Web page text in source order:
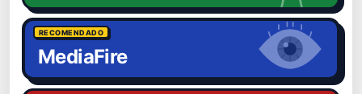
RECOMENDADO
MediaFire